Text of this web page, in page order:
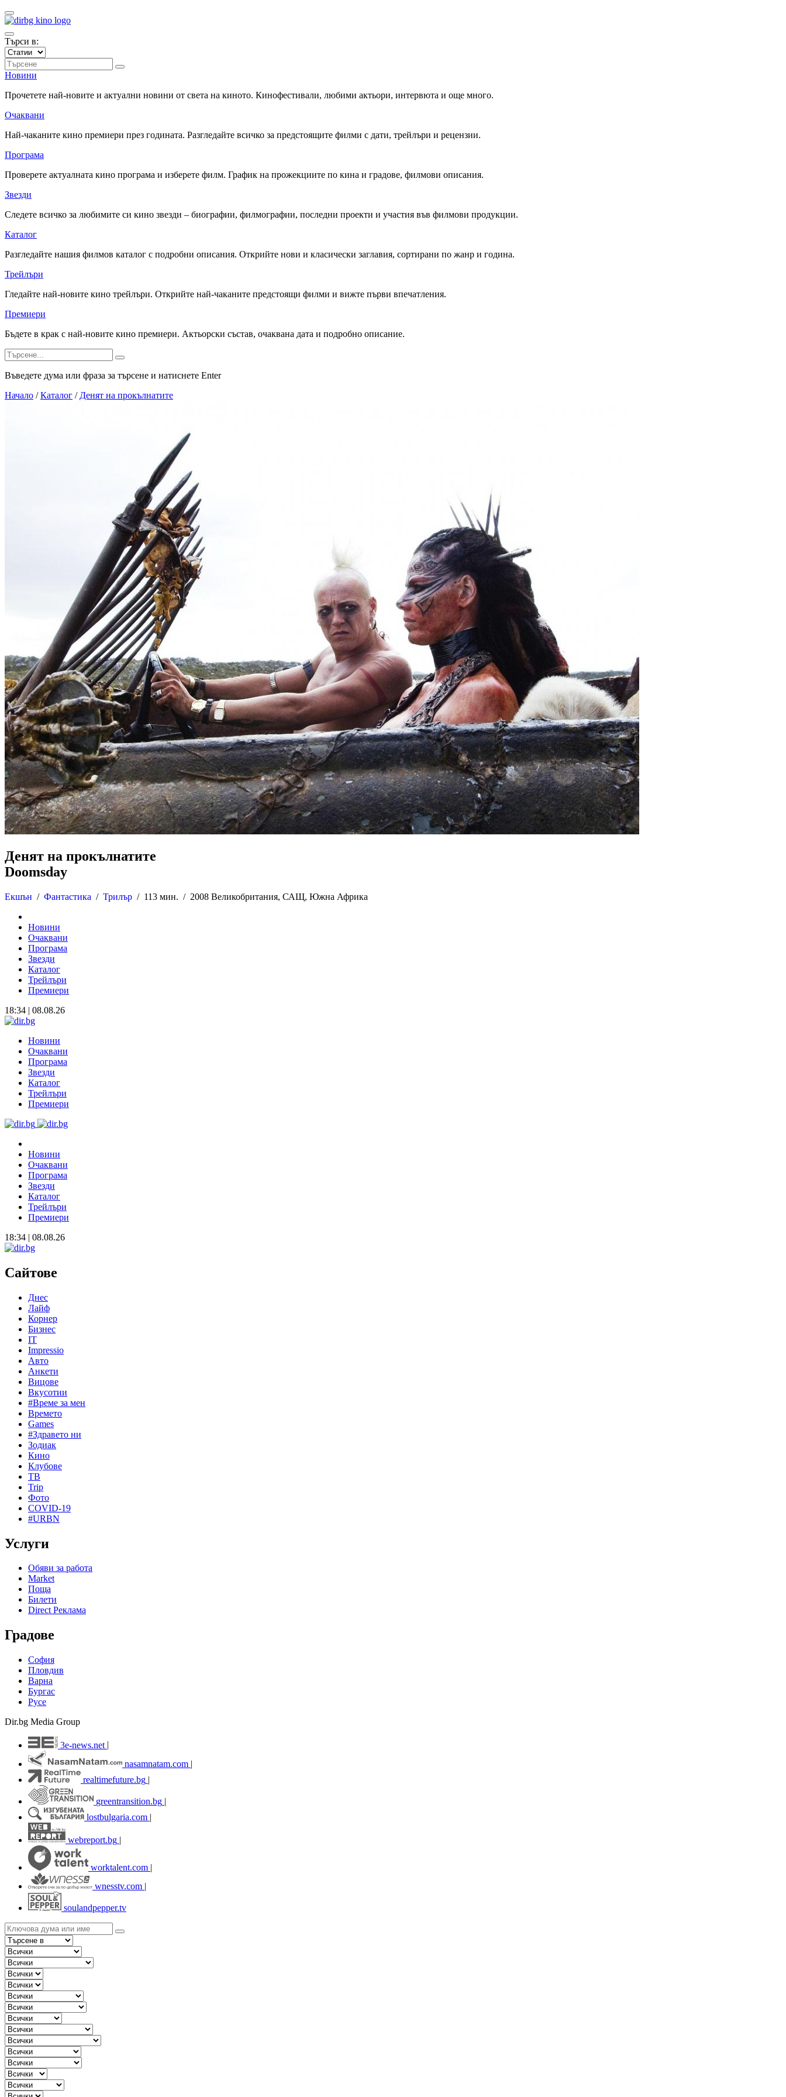
Търси в:
Новини
Прочетете най-новите и актуални новини от света на киното. Кинофестивали, любими актьори, интервюта и още много.
Очаквани
Най-чаканите кино премиери през годината. Разгледайте всичко за предстоящите филми с дати, трейлъри и рецензии.
Програма
Проверете актуалната кино програма и изберете филм. График на прожекциите по кина и градове, филмови описания.
Звезди
Следете всичко за любимите си кино звезди – биографии, филмографии, последни проекти и участия във филмови продукции.
Каталог
Разгледайте нашия филмов каталог с подробни описания. Открийте нови и класически заглавия, сортирани по жанр и година.
Трейлъри
Гледайте най-новите кино трейлъри. Открийте най-чаканите предстоящи филми и вижте първи впечатления.
Премиери
Бъдете в крак с най-новите кино премиери. Актьорски състав, очаквана дата и подробно описание.
Въведете дума или фраза за търсене и натиснете Enter
Начало / Каталог / Денят на прокълнатите
Денят на прокълнатите
Doomsday
Екшън / Фантастика / Трилър / 113 мин. / 2008 Великобритания, САЩ, Южна Африка
Новини
Очаквани
Програма
Звезди
Каталог
Трейлъри
Премиери
18:34 | 08.08.26
Новини
Очаквани
Програма
Звезди
Каталог
Трейлъри
Премиери
Новини
Очаквани
Програма
Звезди
Каталог
Трейлъри
Премиери
18:34 | 08.08.26
Сайтове
Днес
Лайф
Корнер
Бизнес
IT
Impressio
Авто
Анкети
Вицове
Вкусотии
#Време за мен
Времето
Games
#Здравето ни
Зодиак
Кино
Клубове
ТВ
Trip
Фото
COVID-19
#URBN
Услуги
Обяви за работа
Market
Поща
Билети
Direct Реклама
Градове
София
Пловдив
Варна
Бургас
Русе
Dir.bg Media Group
3e-news.net
nasamnatam.com |
realtimefuture.bg |
greentransition.bg |
lostbulgaria.com |
webreport.bg |
worktalent.com |
wnesstv.com |
soulandpepper.tv